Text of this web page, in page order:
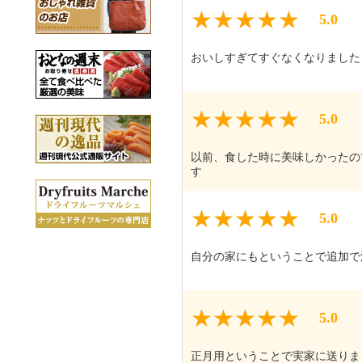
5.0
おいしすぎてすぐなくなりまし
5.0
以前、食した時に美味しかった
す
5.0
自分の家にもということで追加
5.0
正月用ということで実家に送り